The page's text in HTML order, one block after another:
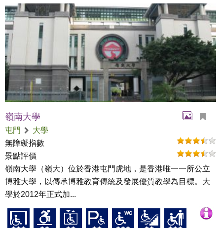
嶺南大學
屯門
大學
無障礙指數
景點評價
嶺南大學（嶺大）位於香港屯門虎地，是香港唯一一所公立
博雅大學，以傳承博雅教育傳統及發展優質教學為目標。大
學於2012年正式加...